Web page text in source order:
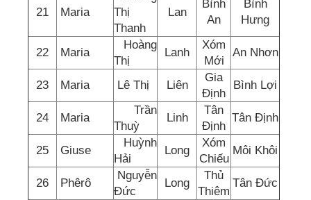
21 Maria
Thị
Thanh
Lan
Bình
An
Bình
Hưng
22 Maria
Hoàng
Thị
Lanh
Xóm
Mới
An Nhơn
23 Maria Lê Thị Liên
Gia
Định
Bình Lợi
24 Maria
Trần
Thuỳ
Linh
Tân
Định
Tân Định
25 Giuse
Huỳnh
Hải
Long
Xóm
Chiếu
Môi Khôi
26 Phêrô
Nguyễn
Đức
Long
Thủ
Thiêm
Tân Đức